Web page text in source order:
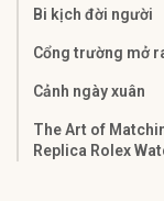
Bi kịch đời người
Cổng trường mở
Cảnh ngày xuân
The Art of
Replica Rolex